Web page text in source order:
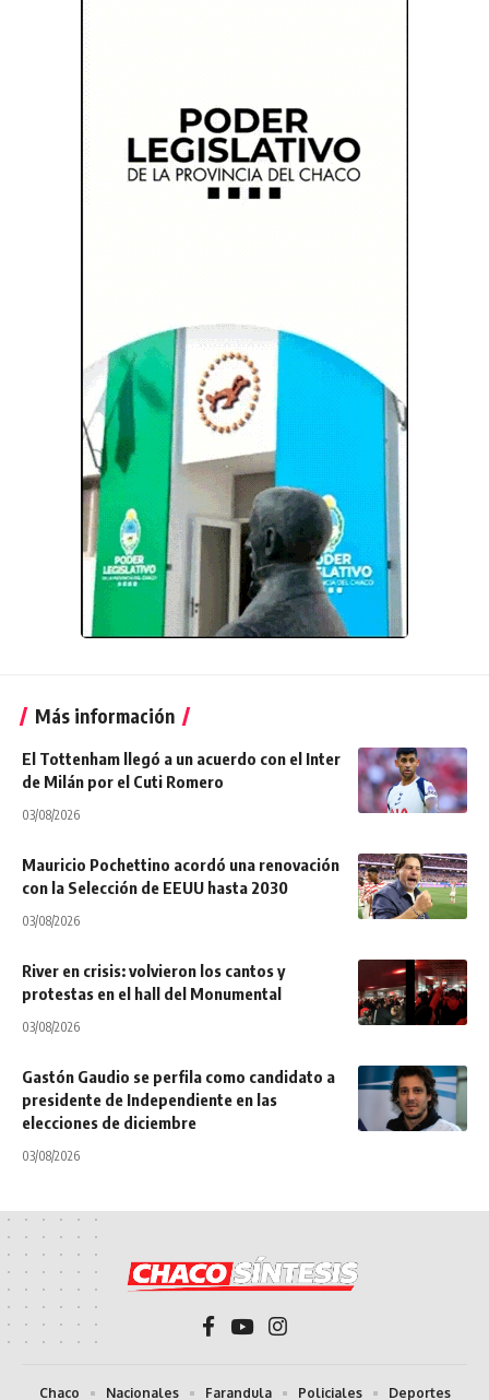
Más información
El Tottenham llegó a un acuerdo con el Inter
de Milán por el Cuti Romero
03/08/2026
Mauricio Pochettino acordó una renovación
con la Selección de EEUU hasta 2030
03/08/2026
River en crisis: volvieron los cantos y
protestas en el hall del Monumental
03/08/2026
Gastón Gaudio se perfila como candidato a
presidente de Independiente en las
elecciones de diciembre
03/08/2026
Chaco Nacionales Farandula Policiales Deportes